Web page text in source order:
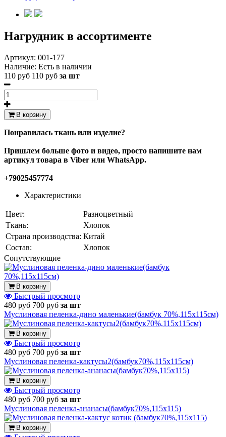
Нагрудник в ассортименте
Артикул: 001-177
Наличие: Есть в наличии
110 руб 110 руб за шт
В корзину
Понравилась ткань или изделие?
Пришлем больше фото и видео, просто напишите нам
артикул товара в Viber или WhatsApp.
+79025457774
Характеристики
Цвет:
Разноцветный
Ткань:
Хлопок
Страна производства: Китай
Состав:
Хлопок
Cопутствующие
В корзину
Быстрый просмотр
480 руб 700 руб за шт
Муслиновая пеленка-дино маленькие(бамбук 70%,115х115см)
В корзину
Быстрый просмотр
480 руб 700 руб за шт
Муслиновая пеленка-кактусы2(бамбук70%,115х115см)
В корзину
Быстрый просмотр
480 руб 700 руб за шт
Муслиновая пеленка-ананасы(бамбук70%,115х115)
В корзину